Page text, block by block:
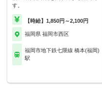
す。
【時給】1,850円～2,100円
福岡県 福岡市西区
福岡市地下鉄七隈線 橋本(福岡)
駅